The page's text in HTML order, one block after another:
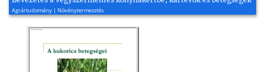
Agrártudomány | Növénytermesztés